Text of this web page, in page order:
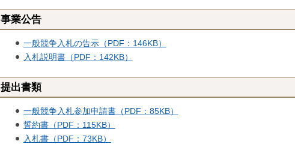
事業公告
一般競争入札の告示（PDF：146KB）
入札説明書（PDF：142KB）
提出書類
一般競争入札参加申請書（PDF：85KB）
誓約書（PDF：115KB）
入札書（PDF：73KB）